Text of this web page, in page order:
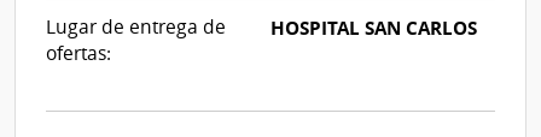
Lugar de entrega de
ofertas:
HOSPITAL SAN CARLOS